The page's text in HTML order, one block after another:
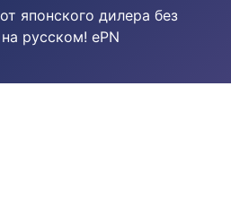
японского дилера без
русском! ePN